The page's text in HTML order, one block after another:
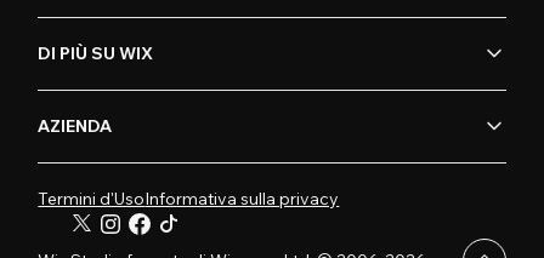
DI PIÙ SU WIX
AZIENDA
Termini d'UsoInformativa sulla privacy